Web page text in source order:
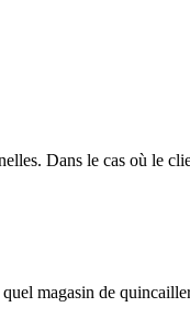
Dans le cas où le
magasin de